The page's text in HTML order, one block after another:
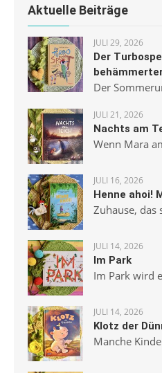
Aktuelle Beiträge
JULI 29, 2026
Der
Der
JULI 21, 2026
Nachts am
Wenn Mara
JULI 16, 2026
Henne ahoi!
Zuhause, das
JULI 14, 2026
Im Park
Im Park wird
JULI 14, 2026
Klotz der
Manche